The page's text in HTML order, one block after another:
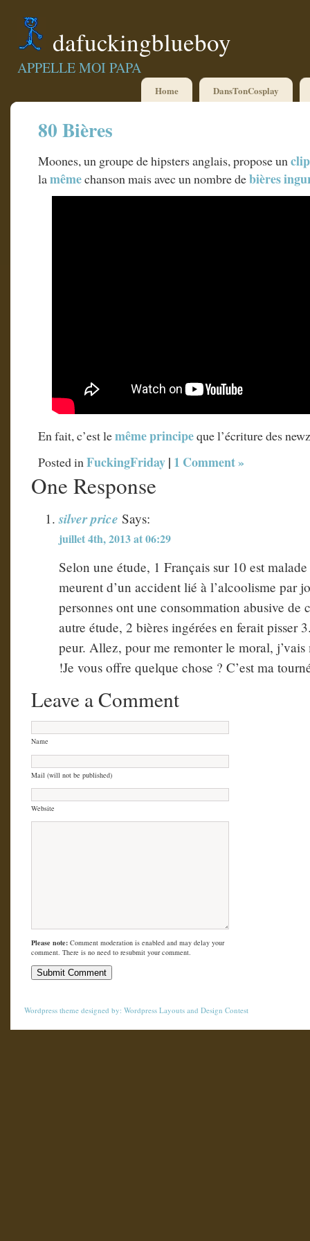
dafuckingblueboy
APPELLE MOI PAPA
Home DansTonCosplay
80 Bières
Moones, un groupe de hipsters anglais, propose un
lamêmechanson mais avec un nombre debières
En fait, c’est lemême principeque l’écriture des
Posted in FuckingFriday| 1 Comment »
One Response
silver price Says:
juillet 4th, 2013 at 06:29
Selon une étude, 1 Français sur 10 est
meurent d’un accident lié à l’alcoolisme par
personnes ont une consommation abusive de
autre étude, 2 bières ingérées en ferait pisser
peur. Allez, pour me remonter le moral,
!Je vous offre quelque chose ? C’est ma
Leave a Comment
Name
Mail (will not be published)
Website
Please note: Comment moderation is enabled and may delay your
comment. There is no need to resubmit your comment.
Wordpress theme designed by: Wordpress Layouts and Design Contest